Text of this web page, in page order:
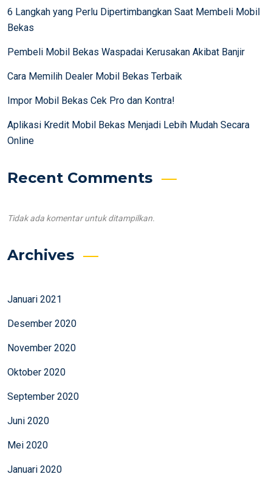
6 Langkah yang Perlu Dipertimbangkan Saat Membeli Mobil
Bekas
Pembeli Mobil Bekas Waspadai Kerusakan Akibat Banjir
Cara Memilih Dealer Mobil Bekas Terbaik
Impor Mobil Bekas Cek Pro dan Kontra!
Aplikasi Kredit Mobil Bekas Menjadi Lebih Mudah Secara
Online
Recent Comments
Tidak ada komentar untuk ditampilkan.
Archives
Januari 2021
Desember 2020
November 2020
Oktober 2020
September 2020
Juni 2020
Mei 2020
Januari 2020